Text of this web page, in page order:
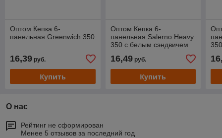
Оптом Кепка 6-
панельная Greenwich 350
16,39 руб.
Купить
Оптом Кепка 6-
панельная Salerno Heavy
350 c белым сэндвичем
16,49руб.
Купить
О нас
Рейтинг не сформирован
Менее 5 отзывов за последний год